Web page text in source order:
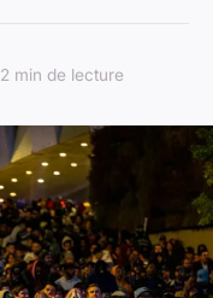
2 min de lecture